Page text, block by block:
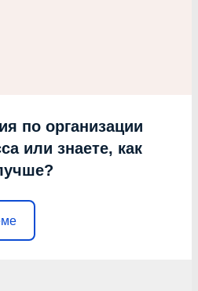
по организации
или знаете, как